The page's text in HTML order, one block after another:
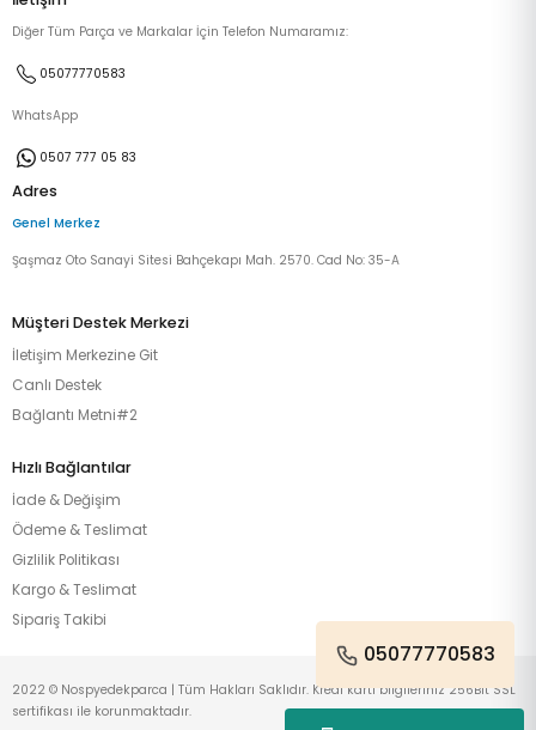
Diğer Tüm Parça ve Markalar İçin Telefon Numaramız:
05077770583
WhatsApp
0507 777 05 83
Adres
Genel Merkez
Şaşmaz Oto Sanayi Sitesi Bahçekapı Mah. 2570. Cad No: 35-A
Müşteri Destek Merkezi
İletişim Merkezine Git
Canlı Destek
Bağlantı Metni#2
Hızlı Bağlantılar
İade & Değişim
Ödeme & Teslimat
Gizlilik Politikası
Kargo & Teslimat
Sipariş Takibi
05077770583
2022 © Nospyedekparca | Tüm Hakları Saklıdır. Kredi kartı bilgileriniz 256Bit SSL
sertifikası ile korunmaktadır.